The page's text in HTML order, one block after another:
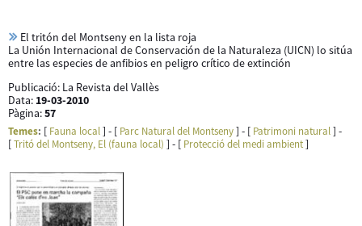
El tritón del Montseny en la lista roja
La Unión Internacional de Conservación de la Naturaleza (UICN) lo sitúa
entre las especies de anfibios en peligro crítico de extinción
Publicació: La Revista del Vallès
Data: 19-03-2010
Pàgina:57
Temes: [ Fauna local] - [ Parc Natural del Montseny] - [ Patrimoni natural] -
[Tritó del Montseny, El (fauna local) ] - [ Protecció del medi ambient]